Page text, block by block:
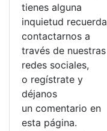
tienes alguna
inquietud recuerda
contactarnos a
través de nuestras
redes sociales,
o regístrate y
déjanos
un comentario en
esta página.